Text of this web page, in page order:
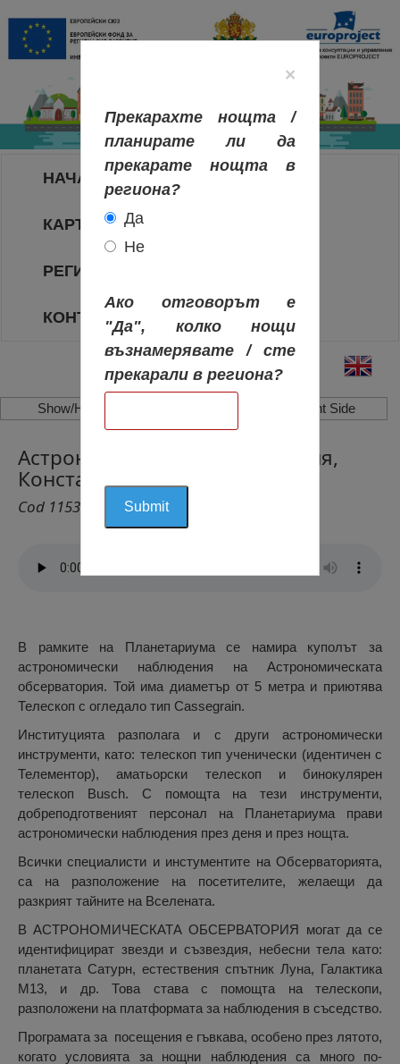
НАЧАЛО
КАРТА НА РЕГИОНИТЕ
РЕГИОНИ
КОНТАКТИ
Show/Hide Left Side Show/Hide Right Side
Астрономическа Обсерватория,
Констанца
Cod 1153
В рамките на Планетариума се намира куполът за
астрономически наблюдения на Астрономическата
обсерватория. Той има диаметър от 5 метра и приютява
Телескоп с огледало тип Cassegrain.
Институцията разполага и с други астрономически
инструменти, като: телескоп тип ученически (идентичен с
Телементор), аматьорски телескоп и бинокулярен
телескоп Busch. С помощта на тези инструменти,
добреподготвеният персонал на Планетариума прави
астрономически наблюдения през деня и през нощта.
Всички специалисти и инстументите на Обсерваторията,
са на разположение на посетителите, желаещи да
разкрият тайните на Вселената.
В АСТРОНОМИЧЕСКАТА ОБСЕРВАТОРИЯ могат да се
идентифицират звезди и съзвездия, небесни тела като:
планетата Сатурн, естествения спътник Луна, Галактика
M13, и др. Това става с помощта на телескопи,
разположени на платформата за наблюдения в съседство.
Програмата за посещения е гъвкава, особено през лятото,
когато условията за нощни наблюдения са много по-
×
Прекарахте нощта /
планирате ли да
прекарате нощта в
региона?
Да
Не
Ако отговорът е
"Да", колко нощи
възнамерявате / сте
прекарали в региона?